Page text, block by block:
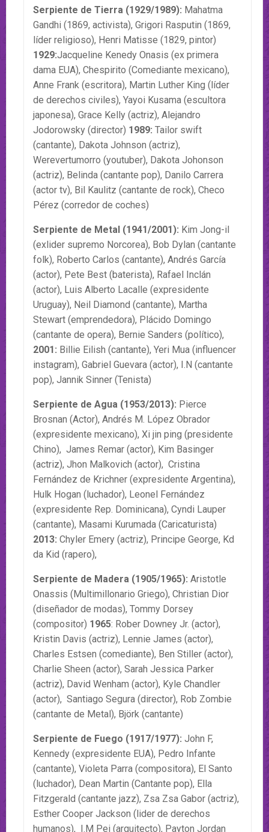
Serpiente de Tierra (1929/1989): Mahatma
Gandhi (1869, activista), Grigori Rasputin (1869,
líder religioso), Henri Matisse (1829, pintor)
1929:Jacqueline Kenedy Onasis (ex primera
dama EUA), Chespirito (Comediante mexicano),
Anne Frank (escritora), Martin Luther King (líder
de derechos civiles), Yayoi Kusama (escultora
japonesa), Grace Kelly (actriz), Alejandro
Jodorowsky (director) 1989: Tailor swift
(cantante), Dakota Johnson (actriz),
Werevertumorro (youtuber), Dakota Johonson
(actriz), Belinda (cantante pop), Danilo Carrera
(actor tv), Bil Kaulitz (cantante de rock), Checo
Pérez (corredor de coches)
Serpiente de Metal (1941/2001): Kim Jong-il
(exlider supremo Norcorea), Bob Dylan (cantante
folk), Roberto Carlos (cantante), Andrés García
(actor), Pete Best (baterista), Rafael Inclán
(actor), Luis Alberto Lacalle (expresidente
Uruguay), Neil Diamond (cantante), Martha
Stewart (emprendedora), Plácido Domingo
(cantante de opera), Bernie Sanders (político),
2001: Billie Eilish (cantante), Yeri Mua (influencer
instagram), Gabriel Guevara (actor), I.N (cantante
pop), Jannik Sinner (Tenista)
Serpiente de Agua (1953/2013): Pierce
Brosnan (Actor), Andrés M. López Obrador
(expresidente mexicano), Xi jin ping (presidente
Chino), James Remar (actor), Kim Basinger
(actriz), Jhon Malkovich (actor), Cristina
Fernández de Krichner (expresidente Argentina),
Hulk Hogan (luchador), Leonel Fernández
(expresidente Rep. Dominicana), Cyndi Lauper
(cantante), Masami Kurumada (Caricaturista)
2013: Chyler Emery (actriz), Principe George, Kd
da Kid (rapero),
Serpiente de Madera (1905/1965): Aristotle
Onassis (Multimillonario Griego), Christian Dior
(diseñador de modas), Tommy Dorsey
(compositor) 1965: Rober Downey Jr. (actor),
Kristin Davis (actriz), Lennie James (actor),
Charles Estsen (comediante), Ben Stiller (actor),
Charlie Sheen (actor), Sarah Jessica Parker
(actriz), David Wenham (actor), Kyle Chandler
(actor), Santiago Segura (director), Rob Zombie
(cantante de Metal), Björk (cantante)
Serpiente de Fuego (1917/1977): John F,
Kennedy (expresidente EUA), Pedro Infante
(cantante), Violeta Parra (compositora), El Santo
(luchador), Dean Martin (Cantante pop), Ella
Fitzgerald (cantante jazz), Zsa Zsa Gabor (actriz),
Esther Cooper Jackson (lider de derechos
humanos), I.M Pei (arquitecto), Payton Jordan